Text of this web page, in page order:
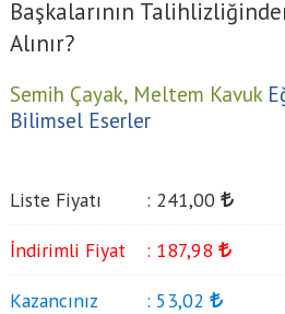
Başkalarının
Alınır?
Semih Çayak, Meltem Kavuk
Bilimsel Eserler
Liste Fiyatı : 241,00
İndirimli Fiyat : 187,98
Kazancınız : 53,02